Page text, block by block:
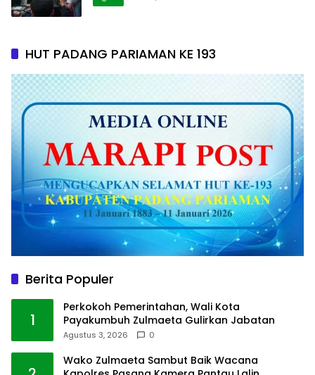
HUT PADANG PARIAMAN KE 193
Berita Populer
1
Perkokoh Pemerintahan, Wali Kota
Payakumbuh Zulmaeta Gulirkan Jabatan
Agustus 3, 2026 0
Wako Zulmaeta Sambut Baik Wacana